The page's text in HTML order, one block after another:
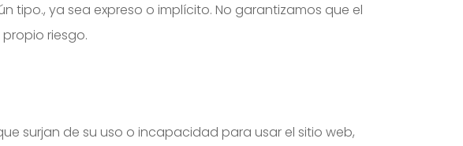
tipo., ya sea expreso o implícito. No garantizamos que el
riesgo.
surjan de su uso o incapacidad para usar el sitio web,